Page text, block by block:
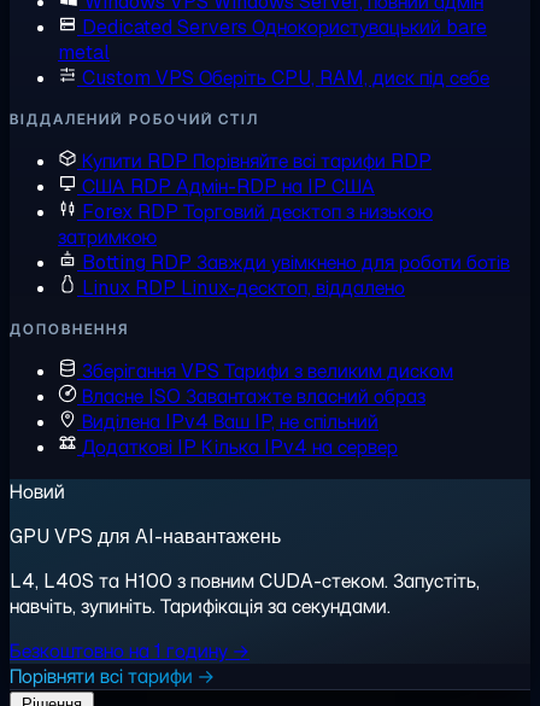
Dedicated Servers Однокористувацький bare
metal
Custom VPS Оберіть CPU, RAM, диск під себе
ВІДДАЛЕНИЙ РОБОЧИЙ СТІЛ
Купити RDP Порівняйте всі тарифи RDP
США RDP Адмін-RDP на IP США
Forex RDP Торговий десктоп з низькою
затримкою
Botting RDP Завжди увімкнено для роботи ботів
Linux RDP Linux-десктоп, віддалено
ДОПОВНЕННЯ
Зберігання VPS Тарифи з великим диском
Власне ISO Завантажте власний образ
Виділена IPv4 Ваш IP, не спільний
Додаткові IP Кілька IPv4 на сервер
Новий
GPU VPS для AI-навантажень
L4, L40S та H100 з повним CUDA-стеком. Запустіть,
навчіть, зупиніть. Тарифікація за секундами.
Безкоштовно на 1 годину →
Порівняти всі тарифи →